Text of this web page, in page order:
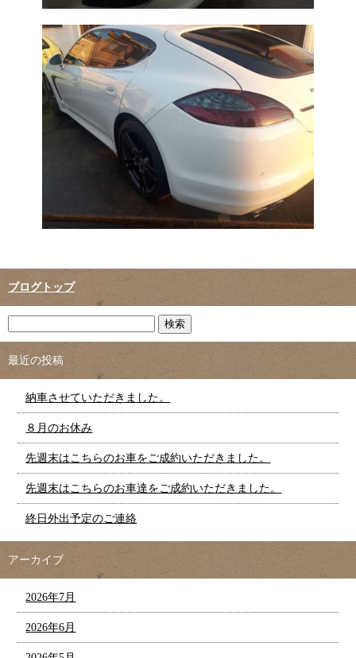
ブログトップ
最近の投稿
納車させていただきました。
８月のお休み
先週末はこちらのお車をご成約いただきました。
先週末はこちらのお車達をご成約いただきました。
終日外出予定のご連絡
アーカイブ
2026年7月
2026年6月